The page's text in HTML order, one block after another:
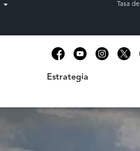
Tasa
Estrategia